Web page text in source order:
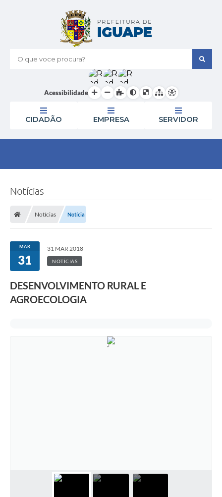
O que voce procura?
Acessibilidade
CIDADÃO EMPRESA SERVIDOR
Notícias
Notícias Notícia
MAR
31
31 MAR 2018
NOTÍCIAS
DESENVOLVIMENTO RURAL E
AGROECOLOGIA